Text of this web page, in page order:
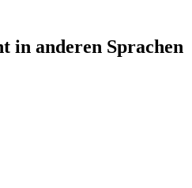
in anderen Sprachen